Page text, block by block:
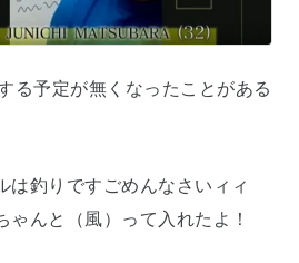
る予定が無くなったことがある
は釣りですごめんなさいィィ
ゃんと（風）って入れたよ！